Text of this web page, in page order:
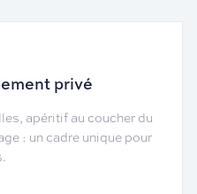
privé
apéritif au coucher du
: un cadre unique pour